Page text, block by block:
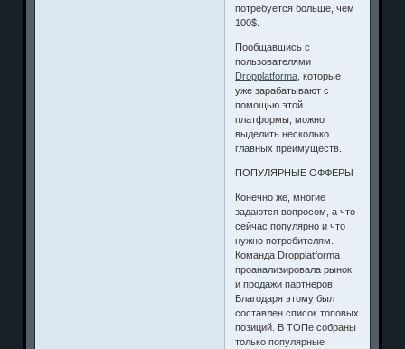
потребуется больше, чем
100$.
Пообщавшись с
пользователями
Dropplatforma , которые
уже зарабатывают с
помощью этой
платформы, можно
выделить несколько
главных преимуществ.
ПОПУЛЯРНЫЕ ОФФЕРЫ
Конечно же, многие
задаются вопросом, а что
сейчас популярно и что
нужно потребителям.
Команда Dropplatforma
проанализировала рынок
и продажи партнеров.
Благодаря этому был
составлен список топовых
позиций. В ТОПе собраны
только популярные